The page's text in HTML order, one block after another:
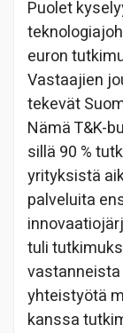
Puolet
euron
Vastaajien
tekevät
Nämä T&K-
sillä 90 %
yrityksistä
palveluita
tuli
yhteistyötä
kanssa